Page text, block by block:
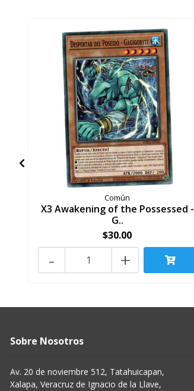
Común
X3 Awakening of the Possessed -
G..
$30.00
+
-
Sobre Nosotros
Av. 20 de noviembre 512, Tatahuicapan,
Xalapa, Veracruz de Ignacio de la Llave,